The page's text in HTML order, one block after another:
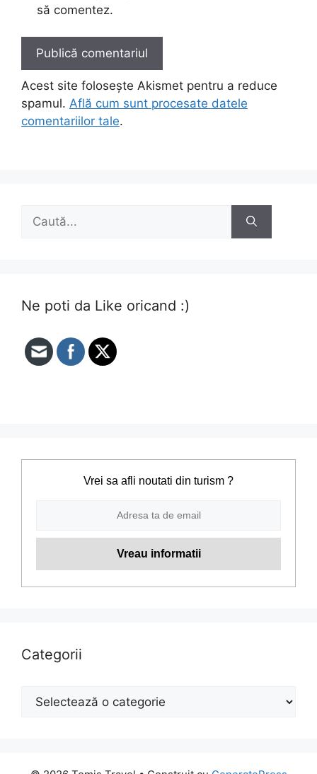
să comentez.
Acest site folosește Akismet pentru a reduce
spamul. Află cum sunt procesate datele
comentariilor tale.
după:
Ne poti da Like oricand :)
Vrei sa afli noutati din turism ?
Categorii
Categorii